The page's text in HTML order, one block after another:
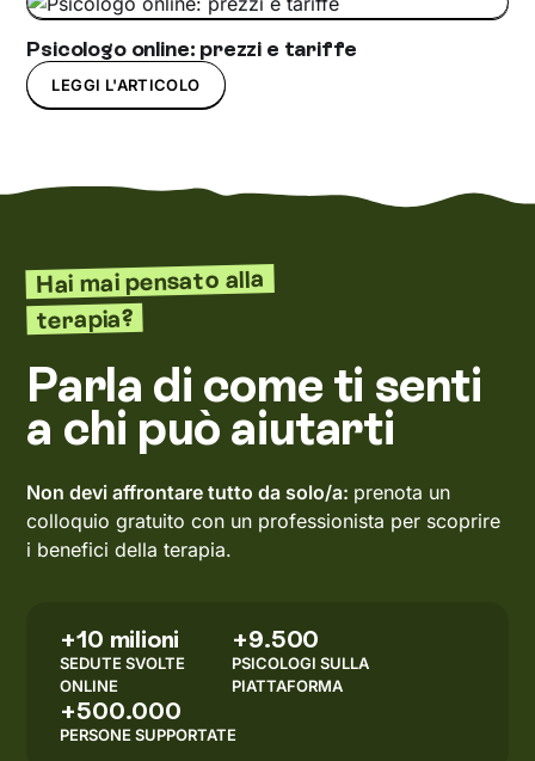
Psicologo online: prezzi e tariffe
LEGGI L'ARTICOLO
Hai mai pensato alla
terapia?
Parla di come ti senti
a chi può aiutarti
Non devi affrontare tutto da solo/a: prenota un
colloquio gratuito con un professionista per scoprire
i benefici della terapia.
+10 milioni
SEDUTE SVOLTE
ONLINE
+9.500
PSICOLOGI SULLA
PIATTAFORMA
+500.000
PERSONE SUPPORTATE